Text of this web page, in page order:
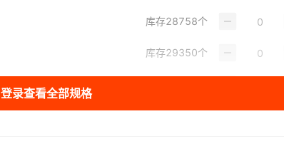
库存28758个
库存29350个
登录查看全部规格